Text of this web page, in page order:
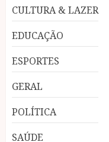
CULTURA & LAZER
EDUCAÇÃO
ESPORTES
GERAL
POLÍTICA
SAÚDE